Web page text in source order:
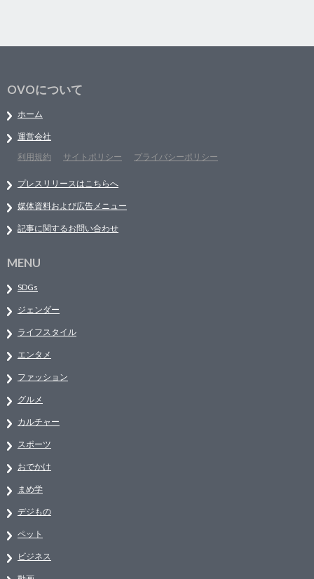
OVOについて
ホーム
運営会社
利用規約
サイトポリシー プライバシーポリシー
プレスリリースはこちらへ
媒体資料および広告メニュー
記事に関するお問い合わせ
MENU
SDGs
ジェンダー
ライフスタイル
エンタメ
ファッション
グルメ
カルチャー
スポーツ
おでかけ
まめ学
デジもの
ペット
ビジネス